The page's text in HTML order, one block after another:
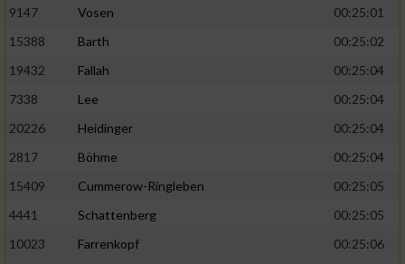
9147
Vosen
00:25:01
15388
Barth
00:25:02
19432
Fallah
00:25:04
7338
Lee
00:25:04
20226
Heidinger
00:25:04
2817
Böhme
00:25:04
15409
Cummerow-Ringleben
00:25:05
4441
Schattenberg
00:25:05
10023
Farrenkopf
00:25:06